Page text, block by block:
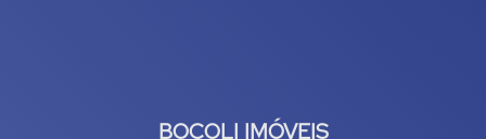
BOCOLI IMÓVEIS